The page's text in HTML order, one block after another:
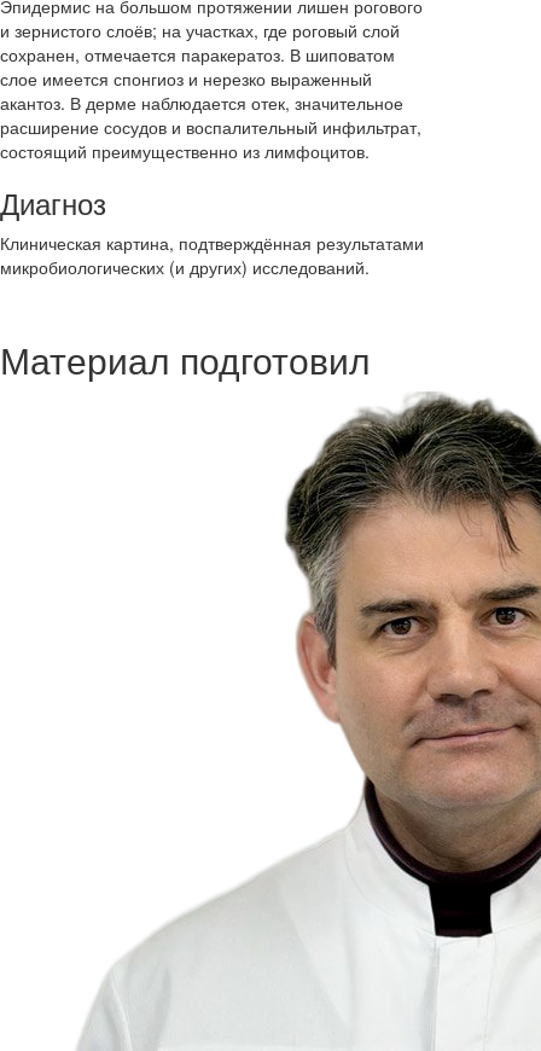
Эпидермис на большом протяжении лишен рогового
и зернистого слоёв; на участках, где роговый слой
сохранен, отмечается паракератоз. В шиповатом
слое имеется спонгиоз и нерезко выраженный
акантоз. В дерме наблюдается отек, значительное
расширение сосудов и воспалительный инфильтрат,
состоящий преимущественно из лимфоцитов.
Диагноз
Клиническая картина, подтверждённая результатами
микробиологических (и других) исследований.
Материал подготовил